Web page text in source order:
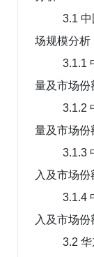
3.1
场规模分析
3.1.1
量及市场份
3.1.2
量及市场份
3.1.3
入及市场份
3.1.4
入及市场份
3.2 华